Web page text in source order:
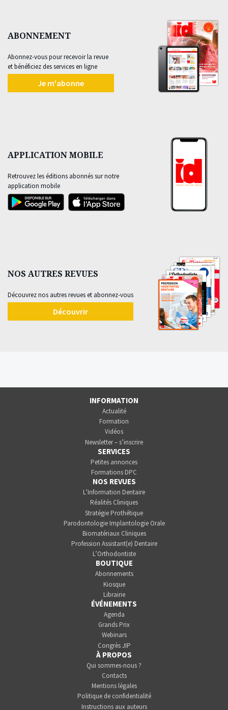
ABONNEMENT
Abonnez-vous pour recevoir la revue
et bénéficiez des services en ligne
Je m'abonne
APPLICATION MOBILE
Retrouvez les éditions abonnés sur notre
application mobile
NOS AUTRES REVUES
Découvrez nos autres revues et abonnez-vous
Découvrir
INFORMATION
Actualité
Formation
Vidéos
Newsletter – s’inscrire
SERVICES
Petites annonces
Formations DPC
NOS REVUES
L’Information Dentaire
Réalités Cliniques
Stratégie Prothétique
Parodontologie Implantologie Orale
Biomatériaux Cliniques
Profession Assistant(e) Dentaire
L’Orthodontiste
BOUTIQUE
Abonnements
Kiosque
Librairie
ÉVÉNEMENTS
Agenda
Grands Prix
Webinars
Congrès JIP
À PROPOS
Qui sommes-nous ?
Contacts
Mentions légales
Politique de confidentialité
Instructions aux auteurs